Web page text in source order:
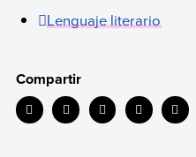
Lenguaje literario
Compartir